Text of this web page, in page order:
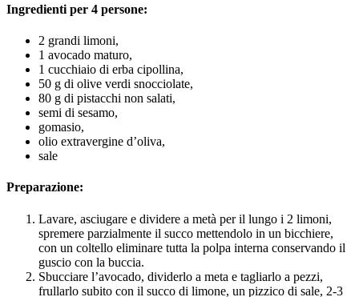
Ingredienti per 4 persone:
2 grandi limoni,
1 avocado maturo,
1 cucchiaio di erba cipollina,
50 g di olive verdi snocciolate,
80 g di pistacchi non salati,
semi di sesamo,
gomasio,
olio extravergine d’oliva,
sale
Preparazione:
Lavare, asciugare e dividere a metà per il lungo i 2 limoni,
spremere parzialmente il succo mettendolo in un bicchiere,
con un coltello eliminare tutta la polpa interna conservando il
guscio con la buccia.
Sbucciare l’avocado, dividerlo a meta e tagliarlo a pezzi,
frullarlo subito con il succo di limone, un pizzico di sale, 2-3